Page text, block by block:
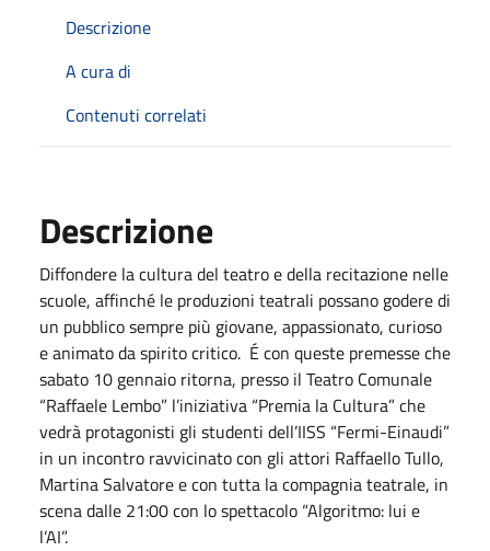
Descrizione
A cura di
Contenuti correlati
Descrizione
Diffondere la cultura del teatro e della recitazione nelle
scuole, affinché le produzioni teatrali possano godere di
un pubblico sempre più giovane, appassionato, curioso
e animato da spirito critico. É con queste premesse che
sabato 10 gennaio ritorna, presso il Teatro Comunale
“Raffaele Lembo” l’iniziativa “Premia la Cultura” che
vedrà protagonisti gli studenti dell’IISS “Fermi-Einaudi”
in un incontro ravvicinato con gli attori Raffaello Tullo,
Martina Salvatore e con tutta la compagnia teatrale, in
scena dalle 21:00 con lo spettacolo “Algoritmo: lui e
l’AI”.